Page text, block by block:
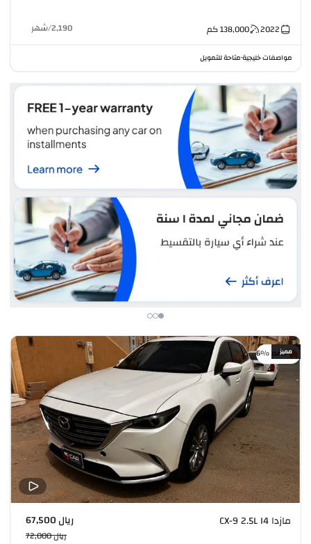
2022
138,000كم 2,190
/شهر
مواصفات خليجية•متاحة للتمويل
خصم %6مميز
مازدا CX-9 2.5L I4 ريال 67,500
ريال 72,000